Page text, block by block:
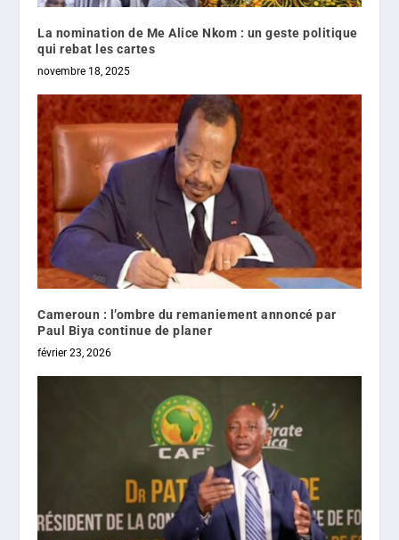
La nomination de Me Alice Nkom : un geste politique
qui rebat les cartes
novembre 18, 2025
Cameroun : l’ombre du remaniement annoncé par
Paul Biya continue de planer
février 23, 2026